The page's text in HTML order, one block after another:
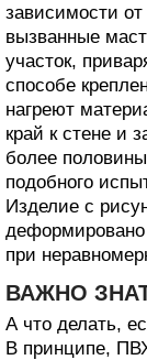
зависимости
вызванные
участок,
способе
нагреют
край к стене и
более
подобного
Изделие с
деформировано
при
ВАЖНО
А что делать,
В принципе,